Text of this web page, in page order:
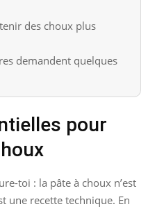
des choux plus
demandent quelques
pour
toi : la pâte à choux n’est
une recette technique. En